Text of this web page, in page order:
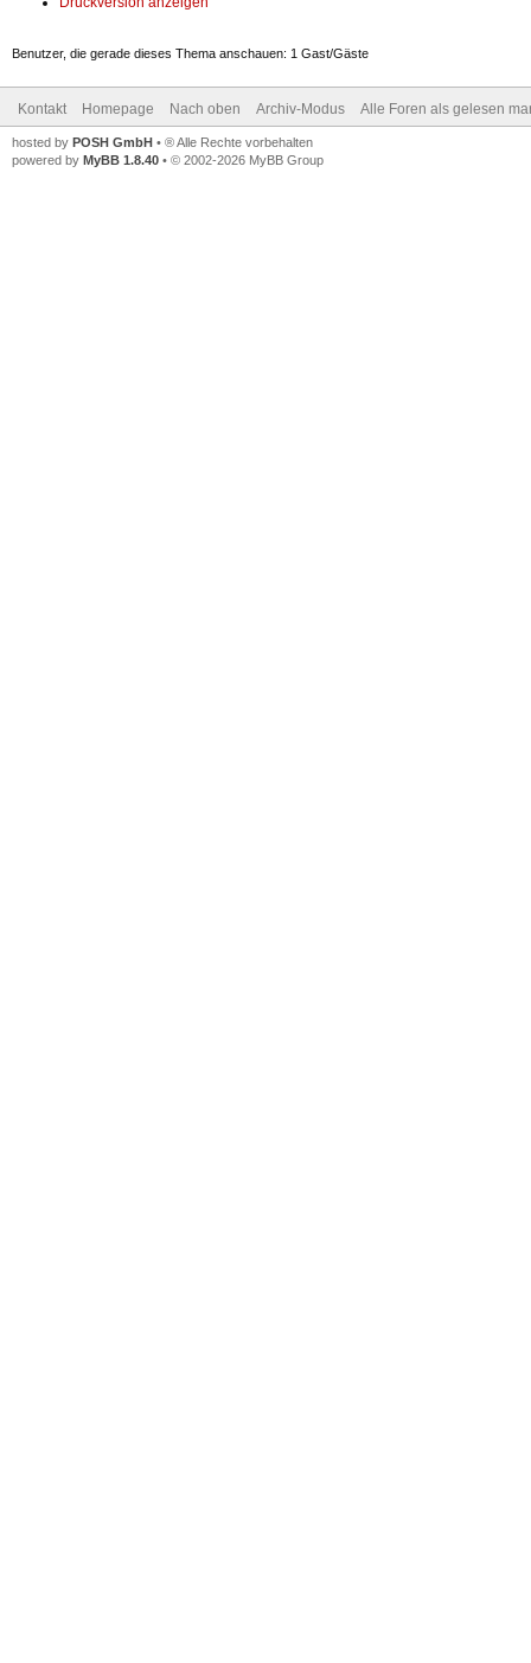
Benutzer, die gerade dieses Thema anschauen: 1 Gast/Gäste
Kontakt Homepage Nach oben Archiv-Modus Alle Foren als gelesen
hosted by POSH GmbH • ® Alle Rechte vorbehalten
powered by MyBB 1.8.40 • © 2002-2026 MyBB Group